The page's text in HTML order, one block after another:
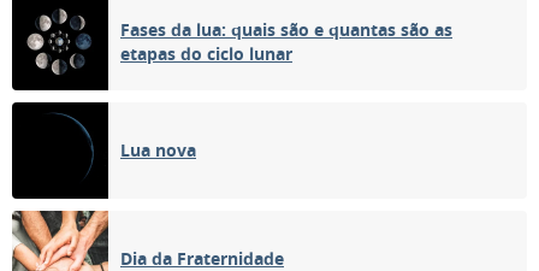
Fases da lua: quais são e quantas são as
etapas do ciclo lunar
Lua nova
Dia da Fraternidade